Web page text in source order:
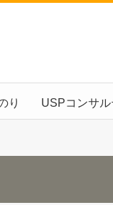
り USPコンサ